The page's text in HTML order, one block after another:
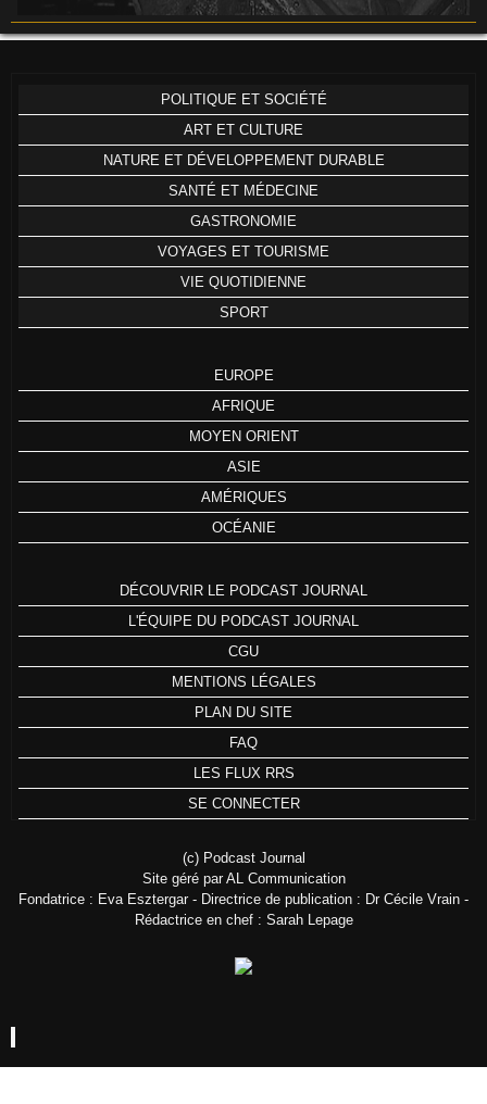
POLITIQUE ET SOCIÉTÉ
ART ET CULTURE
NATURE ET DÉVELOPPEMENT DURABLE
SANTÉ ET MÉDECINE
GASTRONOMIE
VOYAGES ET TOURISME
VIE QUOTIDIENNE
SPORT
EUROPE
AFRIQUE
MOYEN ORIENT
ASIE
AMÉRIQUES
OCÉANIE
DÉCOUVRIR LE PODCAST JOURNAL
L'ÉQUIPE DU PODCAST JOURNAL
CGU
MENTIONS LÉGALES
PLAN DU SITE
FAQ
LES FLUX RRS
SE CONNECTER
(c) Podcast Journal
Site géré par AL Communication
Fondatrice : Eva Esztergar - Directrice de publication : Dr Cécile Vrain -
Rédactrice en chef : Sarah Lepage